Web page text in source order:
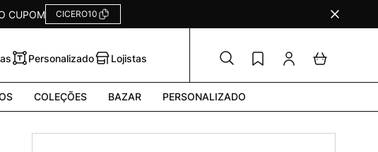
CUPOM CICERO10
Personalizado Lojistas
COLEÇÕES BAZAR PERSONALIZADO